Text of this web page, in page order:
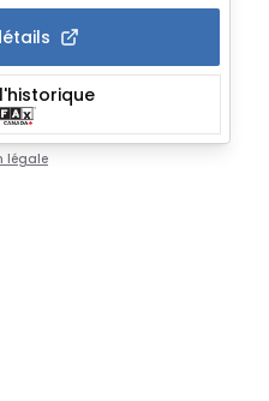
légale